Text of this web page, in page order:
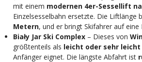
mit einem modernen 4er-Sessellift
Einzelsesselbahn ersetzte. Die Liftlänge
Metern, und er bringt Skifahrer auf eine
Biały Jar Ski Complex– Dieses von
größtenteils als leicht oder sehr leicht
Anfänger eignet. Die längste Abfahrt ist